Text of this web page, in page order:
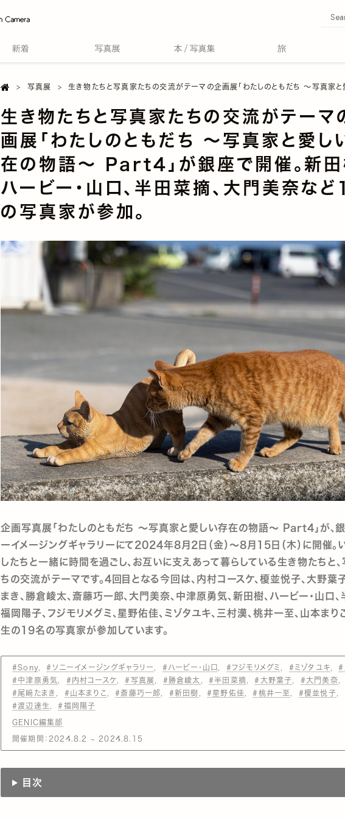
 Home写真展 生き物たちと写真家たちの交流がテーマの企画展「わたしのともだち ～写真家と愛しい存在の物語～ Part4」が銀座で開催。新田樹、ハービー・山口、半田菜摘、大門美奈な
生き物たちと写真家たちの交流がテーマ
画展「わたしのともだち ～写真家と愛し
在の物語～ Part4」が銀座で開催。新田
ハービー・山口、半田菜摘、大門美奈な
の写真家が参加。
企画写真展「わたしのともだち ～写真家と愛しい存在の物語～ Part4」が、
ーイメージングギャラリーにて2024年8月2日（金）～8月15日（木）に開催。
したちと一緒に時間を過ごし、お互いに支えあって暮らしている生き物たちと
ちの交流がテーマです。4回目となる今回は、内村コースケ、榎並悦子、大野葉
まき、勝倉崚太、斎藤巧一郎、大門美奈、中津原勇気、新田樹、ハービー・山口、
福岡陽子、フジモリメグミ、星野佑佳、ミゾタユキ、三村漢、桃井一至、山本まり
生の19名の写真家が参加しています。
#Sony #ソニーイメージングギャラリー #ハービー・山口 #フジモリメグミ #ミゾタユキ
#
#中津原勇気
#内村コースケ #写真展 #勝倉崚太 #半田菜摘 #大野葉子
#大門美奈
#尾﨑たまき
#山本まりこ #斎藤巧一郎 #新田樹 #星野佑佳 #桃井一至
#榎並悦子
#渡辺達生
#福岡陽子
GENIC編集部
開催期間：2024.8.2 ~ 2024.8.15
目次